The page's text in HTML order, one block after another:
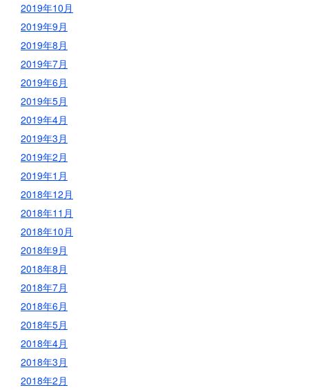
2019年10月
2019年9月
2019年8月
2019年7月
2019年6月
2019年5月
2019年4月
2019年3月
2019年2月
2019年1月
2018年12月
2018年11月
2018年10月
2018年9月
2018年8月
2018年7月
2018年6月
2018年5月
2018年4月
2018年3月
2018年2月